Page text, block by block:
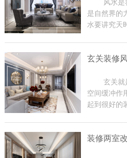
是自然界的
水要讲究天
装修时有很
玄关装修
玄关就是
空间缓冲作
起到很好的
康，严重时